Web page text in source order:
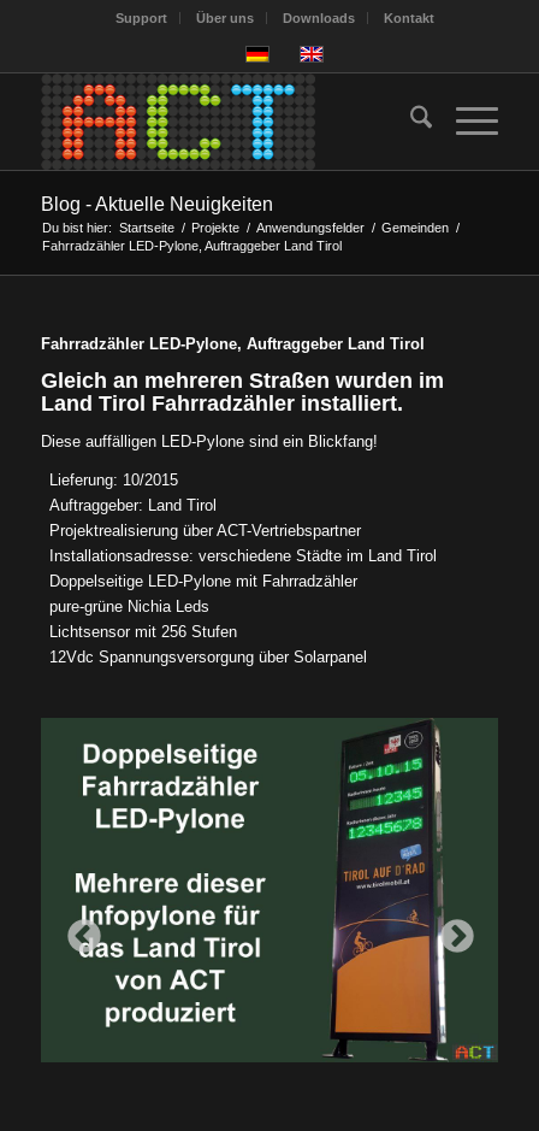
Support Über uns Downloads Kontakt
Blog - Aktuelle Neuigkeiten
Du bist hier: Startseite / Projekte / Anwendungsfelder / Gemeinden /
Fahrradzähler LED-Pylone, Auftraggeber Land Tirol
Fahrradzähler LED-Pylone, Auftraggeber Land Tirol
Gleich an mehreren Straßen wurden im
Land Tirol Fahrradzähler installiert.
Diese auffälligen LED-Pylone sind ein Blickfang!
Lieferung: 10/2015
Auftraggeber: Land Tirol
Projektrealisierung über ACT-Vertriebspartner
Installationsadresse: verschiedene Städte im Land Tirol
Doppelseitige LED-Pylone mit Fahrradzähler
pure-grüne Nichia Leds
Lichtsensor mit 256 Stufen
12Vdc Spannungsversorgung über Solarpanel